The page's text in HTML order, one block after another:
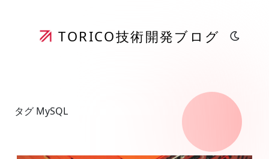
TORICO技術開発ブログ
タグ MySQL